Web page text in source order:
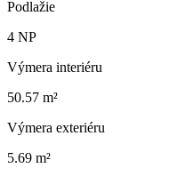
Podlažie
4 NP
Výmera interiéru
50.57 m²
Výmera exteriéru
5.69 m²